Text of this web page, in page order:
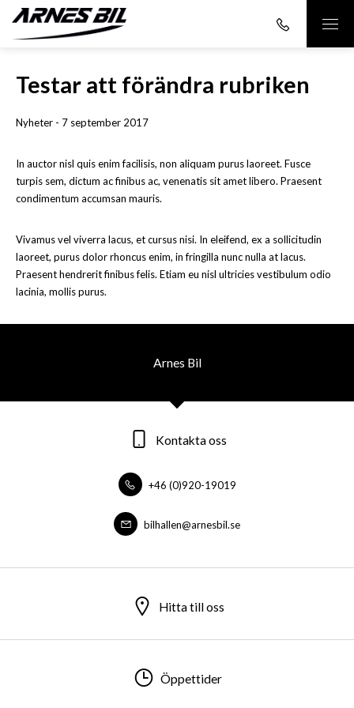
Testar att förändra rubriken
Nyheter - 7 september 2017
In auctor nisl quis enim facilisis, non aliquam purus laoreet. Fusce
turpis sem, dictum ac finibus ac, venenatis sit amet libero. Praesent
condimentum accumsan mauris.
Vivamus vel viverra lacus, et cursus nisi. In eleifend, ex a sollicitudin
laoreet, purus dolor rhoncus enim, in fringilla nunc nulla at lacus.
Praesent hendrerit finibus felis. Etiam eu nisl ultricies vestibulum odio
lacinia, mollis purus.
Arnes Bil
Kontakta oss
+46 (0)920-19019
bilhallen@arnesbil.se
Hitta till oss
Öppettider